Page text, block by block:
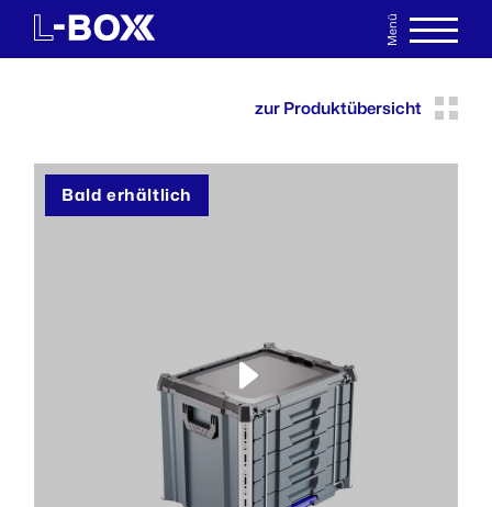
Menü
MERKLISTE
zur Produktübersicht
Bald erhältlich